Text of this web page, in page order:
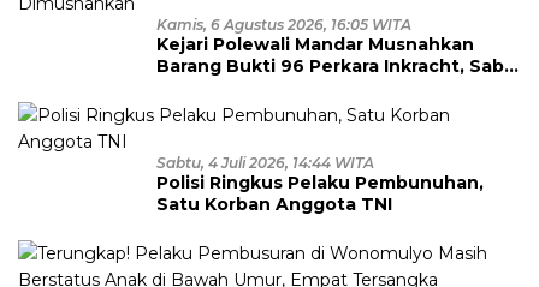
Kamis, 6 Agustus 2026, 16:05 WITA
Kejari Polewali Mandar Musnahkan
Barang Bukti 96 Perkara Inkracht, Sabu
Dimusnahkan
Sabtu, 4 Juli 2026, 14:44 WITA
Polisi Ringkus Pelaku Pembunuhan,
Satu Korban Anggota TNI